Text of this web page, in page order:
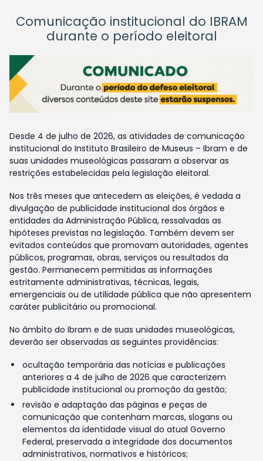
Comunicação institucional do IBRAM
durante o período eleitoral
Desde 4 de julho de 2026, as atividades de comunicação
institucional do Instituto Brasileiro de Museus – Ibram e de
suas unidades museológicas passaram a observar as
restrições estabelecidas pela legislação eleitoral.
Nos três meses que antecedem as eleições, é vedada a
divulgação de publicidade institucional dos órgãos e
entidades da Administração Pública, ressalvadas as
hipóteses previstas na legislação. Também devem ser
evitados conteúdos que promovam autoridades, agentes
públicos, programas, obras, serviços ou resultados da
gestão. Permanecem permitidas as informações
estritamente administrativas, técnicas, legais,
emergenciais ou de utilidade pública que não apresentem
caráter publicitário ou promocional.
No âmbito do Ibram e de suas unidades museológicas,
deverão ser observadas as seguintes providências:
ocultação temporária das notícias e publicações
anteriores a 4 de julho de 2026 que caracterizem
publicidade institucional ou promoção da gestão;
revisão e adaptação das páginas e peças de
comunicação que contenham marcas, slogans ou
elementos da identidade visual do atual Governo
Federal, preservada a integridade dos documentos
administrativos, normativos e históricos;